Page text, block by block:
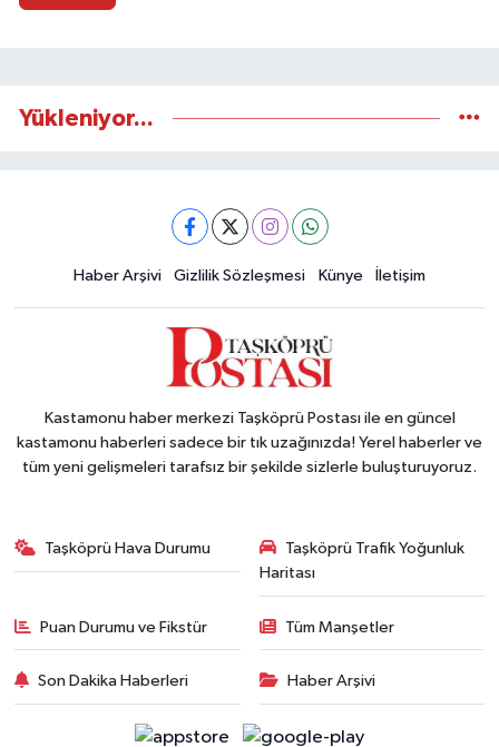
Yükleniyor...
Haber Arşivi Gizlilik Sözleşmesi Künye İletişim
Kastamonu haber merkezi Taşköprü Postası ile en güncel
kastamonu haberleri sadece bir tık uzağınızda! Yerel haberler ve
tüm yeni gelişmeleri tarafsız bir şekilde sizlerle buluşturuyoruz.
Taşköprü Hava Durumu
Taşköprü Trafik Yoğunluk
Haritası
Puan Durumu ve Fikstür Tüm Manşetler
Son Dakika Haberleri Haber Arşivi